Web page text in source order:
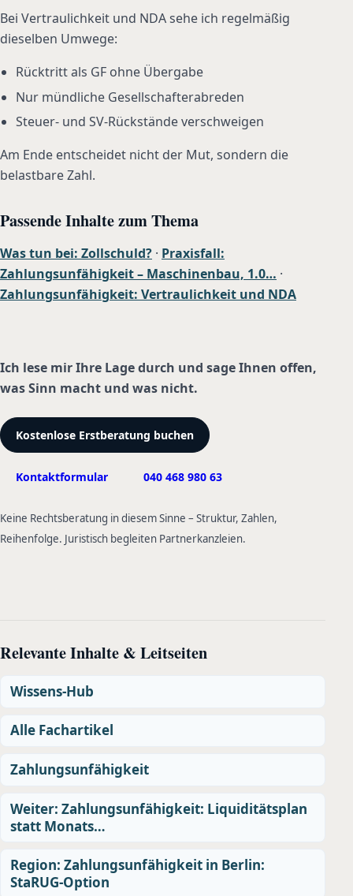
Bei Vertraulichkeit und NDA sehe ich regelmäßig
dieselben Umwege:
Rücktritt als GF ohne Übergabe
Nur mündliche Gesellschafterabreden
Steuer- und SV-Rückstände verschweigen
Am Ende entscheidet nicht der Mut, sondern die
belastbare Zahl.
Passende Inhalte zum Thema
Was tun bei: Zollschuld? · Praxisfall:
Zahlungsunfähigkeit – Maschinenbau, 1.0… ·
Zahlungsunfähigkeit: Vertraulichkeit und NDA
Ich lese mir Ihre Lage durch und sage Ihnen offen,
was Sinn macht und was nicht.
Kostenlose Erstberatung buchen
Kontaktformular 040 468 980 63
Keine Rechtsberatung in diesem Sinne – Struktur, Zahlen,
Reihenfolge. Juristisch begleiten Partnerkanzleien.
Relevante Inhalte & Leitseiten
Wissens-Hub
Alle Fachartikel
Zahlungsunfähigkeit
Weiter: Zahlungsunfähigkeit: Liquiditätsplan
statt Monats…
Region: Zahlungsunfähigkeit in Berlin:
StaRUG-Option